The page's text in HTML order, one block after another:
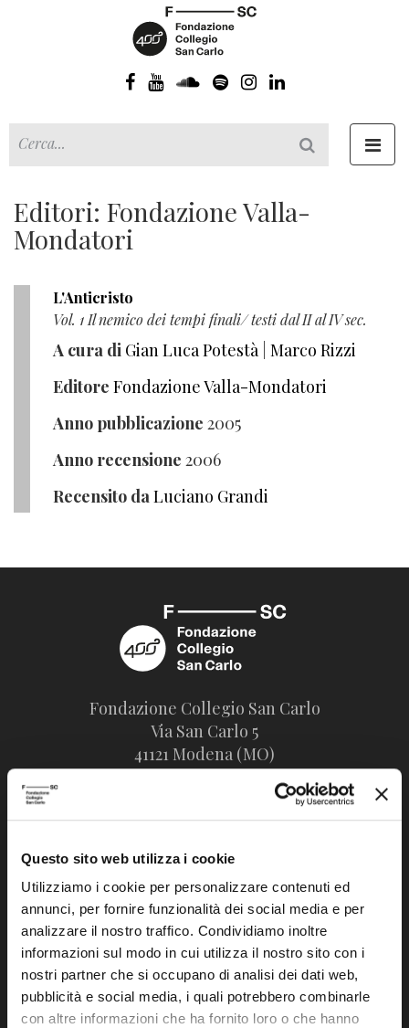
Questo sito web utilizza i cookie
Utilizziamo i cookie per personalizzare contenuti ed
annunci, per fornire funzionalità dei social media e per
analizzare il nostro traffico. Condividiamo inoltre
informazioni sul modo in cui utilizza il nostro sito con i
nostri partner che si occupano di analisi dei dati web,
pubblicità e social media, i quali potrebbero combinarle
con altre informazioni che ha fornito loro o che hanno
Editori: Fondazione Valla-
Mondatori
L'Anticristo
Vol. 1 Il nemico dei tempi finali/ testi dal II al IV sec.
A cura di Gian Luca Potestà| Marco Rizzi
Editore Fondazione Valla-Mondatori
Anno pubblicazione 2005
Anno recensione 2006
Recensito daLuciano Grandi
Fondazione Collegio San Carlo
Via San Carlo 5
41121 Modena (MO)
P.I. 00641060363
info@fondazionesancarlo.it
Posta certificata (PEC)
fondazionecollegiosancarlo@legalmail.it
Seguici